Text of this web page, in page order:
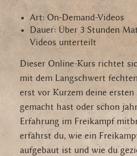
Art: On-Demand-Videos
Dauer: Über 3 Stunden
Videos unterteilt
Dieser Online-Kurs richtet
mit dem Langschwert
erst vor Kurzem deine
gemacht hast oder schon
Erfahrung im Freikampf
erfährst du, wie ein
aufgebaut ist und wie du